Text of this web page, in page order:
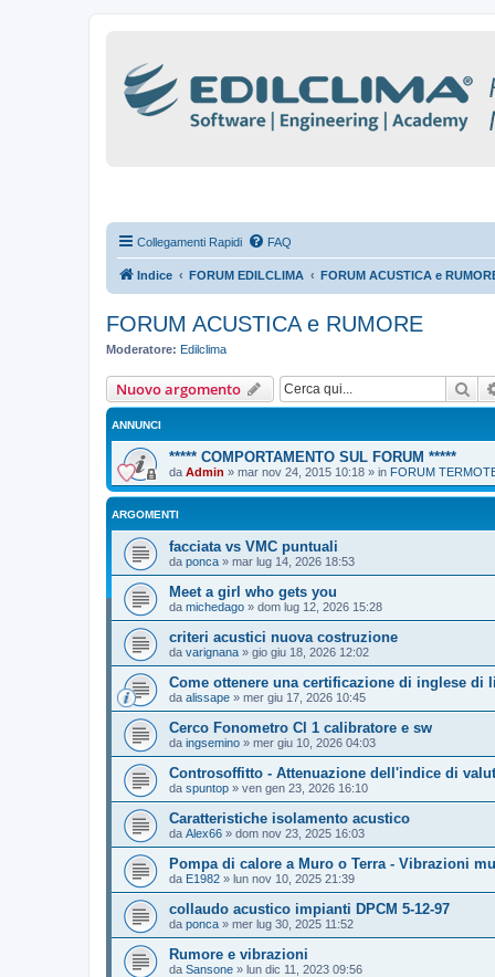
Collegamenti Rapidi FAQ
Indice FORUM EDILCLIMA FORUM ACUSTICA e
FORUM ACUSTICA e RUMORE
Moderatore: Edilclima
Nuovo argomento
ANNUNCI
***** COMPORTAMENTO SUL FORUM *****
da Admin » mar nov 24, 2015 10:18 » in FORUM
ARGOMENTI
facciata vs VMC puntuali
da ponca » mar lug 14, 2026 18:53
Meet a girl who gets you
da michedago » dom lug 12, 2026 15:28
criteri acustici nuova costruzione
da varignana » gio giu 18, 2026 12:02
Come ottenere una certificazione di inglese di
da alissape » mer giu 17, 2026 10:45
Cerco Fonometro Cl 1 calibratore e sw
da ingsemino » mer giu 10, 2026 04:03
Controsoffitto - Attenuazione dell'indice di
da spuntop » ven gen 23, 2026 16:10
Caratteristiche isolamento acustico
da Alex66 » dom nov 23, 2025 16:03
Pompa di calore a Muro o Terra - Vibrazioni
da E1982 » lun nov 10, 2025 21:39
collaudo acustico impianti DPCM 5-12-97
da ponca » mer lug 30, 2025 11:52
Rumore e vibrazioni
da Sansone » lun dic 11, 2023 09:56